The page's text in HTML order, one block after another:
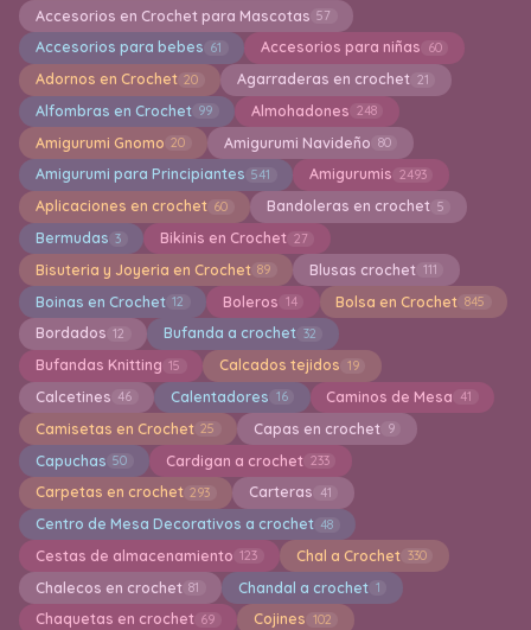
Accesorios en Crochet para Mascotas 57
Accesorios para bebes 61 Accesorios para niñas 60
Adornos en Crochet 20 Agarraderas en crochet 21
Alfombras en Crochet 99 Almohadones 248
Amigurumi Gnomo 20 Amigurumi Navideño 80
Amigurumi para Principiantes 541 Amigurumis 2493
Aplicaciones en crochet 60 Bandoleras en crochet 5
Bermudas 3 Bikinis en Crochet 27
Bisuteria y Joyeria en Crochet 89 Blusas crochet 111
Boinas en Crochet 12 Boleros 14 Bolsa en Crochet 845
Bordados 12 Bufanda a crochet 32
Bufandas Knitting 15 Calcados tejidos 19
Calcetines 46 Calentadores 16 Caminos de Mesa 41
Camisetas en Crochet 25 Capas en crochet 9
Capuchas 50 Cardigan a crochet 233
Carpetas en crochet 293 Carteras 41
Centro de Mesa Decorativos a crochet 48
Cestas de almacenamiento 123 Chal a Crochet 330
Chalecos en crochet 81 Chandal a crochet 1
Chaquetas en crochet 69 Cojines 102